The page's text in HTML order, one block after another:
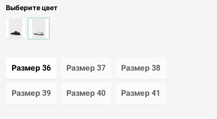
Выберите цвет
Размер 36 Размер 37 Размер 38
Размер 39 Размер 40 Размер 41